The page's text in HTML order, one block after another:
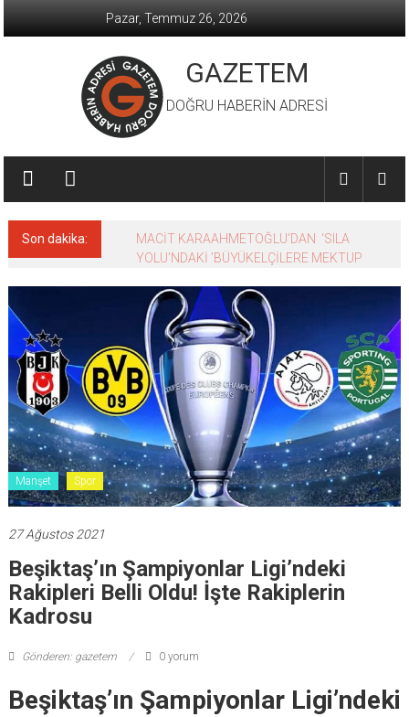
Pazar, Temmuz 26, 2026
GAZETEM
DOĞRU HABERİN ADRESİ
Son dakika:
MACİT KARAAHMETOĞLU’DAN ‘SILA
YOLU’NDAKİ ’BÜYÜKELÇİLERE MEKTUP
Manşet Spor
27 Ağustos 2021
Beşiktaş’ın Şampiyonlar Ligi’ndeki
Rakipleri Belli Oldu! İşte Rakiplerin
Kadrosu
Gönderen: gazetem 0 yorum
Beşiktaş’ın Şampiyonlar Ligi’ndeki